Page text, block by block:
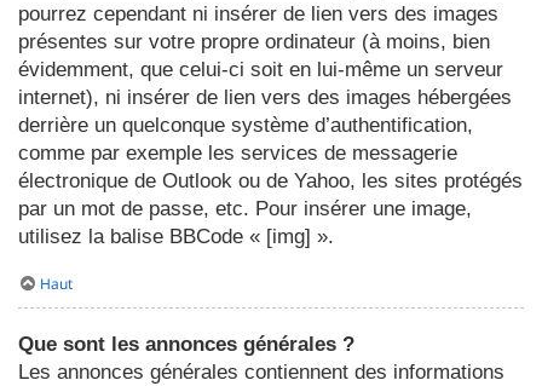
pourrez cependant ni insérer de lien vers des images
présentes sur votre propre ordinateur (à moins, bien
évidemment, que celui-ci soit en lui-même un serveur
internet), ni insérer de lien vers des images hébergées
derrière un quelconque système d’authentification,
comme par exemple les services de messagerie
électronique de Outlook ou de Yahoo, les sites protégés
par un mot de passe, etc. Pour insérer une image,
utilisez la balise BBCode « [img] ».
Haut
Que sont les annonces générales ?
Les annonces générales contiennent des informations